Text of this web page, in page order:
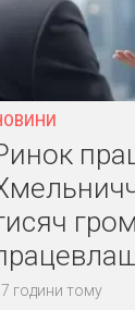
години тому